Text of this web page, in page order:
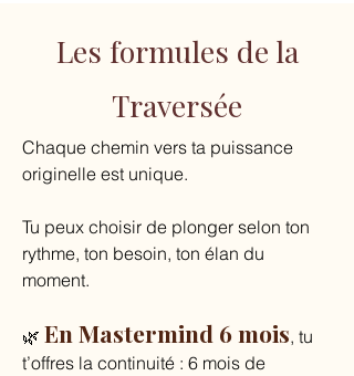
Les formules de la
Traversée
Chaque chemin vers ta puissance
originelle est unique.
Tu peux choisir de plonger selon ton
rythme, ton besoin, ton élan du
moment.
🌿 En Mastermind 6 mois, tu
t’offres la continuité : 6 mois de